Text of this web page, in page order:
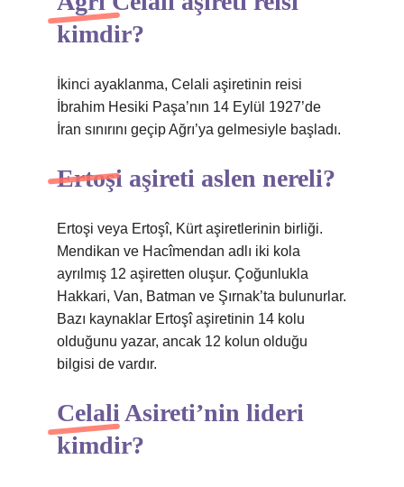
kimdir?
İkinci ayaklanma, Celali aşiretinin reisi
İbrahim Hesiki Paşa’nın 14 Eylül 1927’de
İran sınırını geçip Ağrı’ya gelmesiyle başladı.
Ertoşi aşireti aslen nereli?
Ertoşi veya Ertoşî, Kürt aşiretlerinin birliği.
Mendikan ve Hacîmendan adlı iki kola
ayrılmış 12 aşiretten oluşur. Çoğunlukla
Hakkari, Van, Batman ve Şırnak’ta bulunurlar.
Bazı kaynaklar Ertoşî aşiretinin 14 kolu
olduğunu yazar, ancak 12 kolun olduğu
bilgisi de vardır.
Celali Asireti’nin lideri
kimdir?